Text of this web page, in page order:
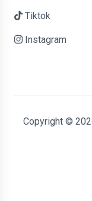
Tiktok
Instagram
Copyright ©